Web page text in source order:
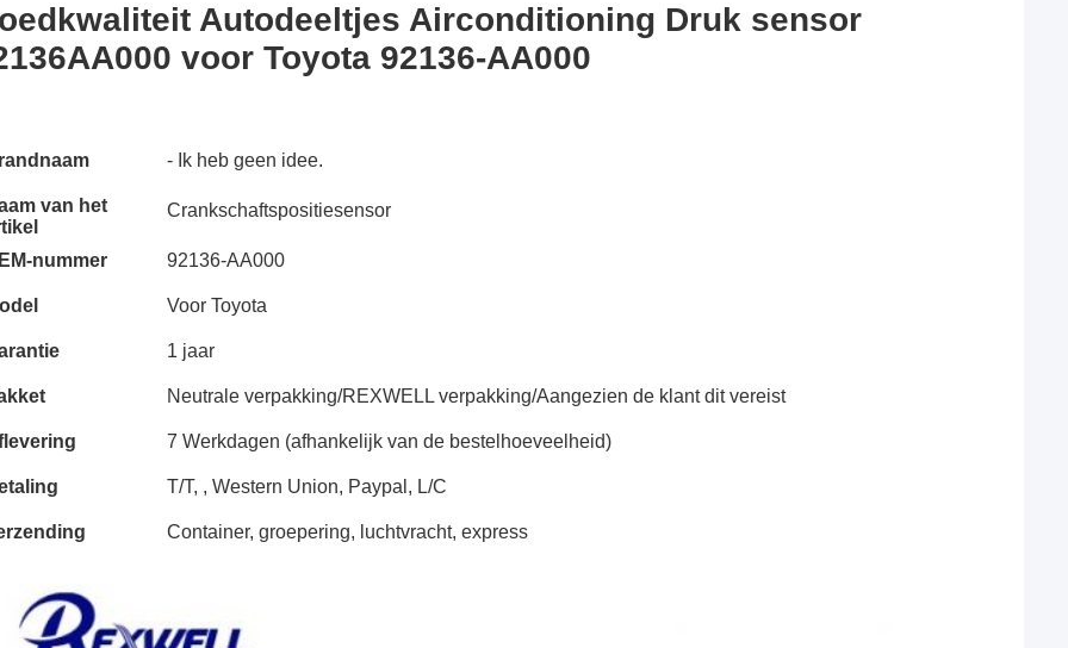
Autodeeltjes Airconditioning Druk sensor
voor Toyota 92136-AA000
- Ik heb geen idee.
van het
Crankschaftspositiesensor
nummer 92136-AA000
Voor Toyota
1 jaar
Neutrale verpakking/REXWELL verpakking/Aangezien de klant dit vereist
7 Werkdagen (afhankelijk van de bestelhoeveelheid)
T/T, , Western Union, Paypal, L/C
Container, groepering, luchtvracht, express